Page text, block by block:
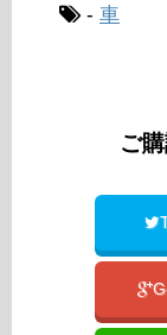
- 車
ご